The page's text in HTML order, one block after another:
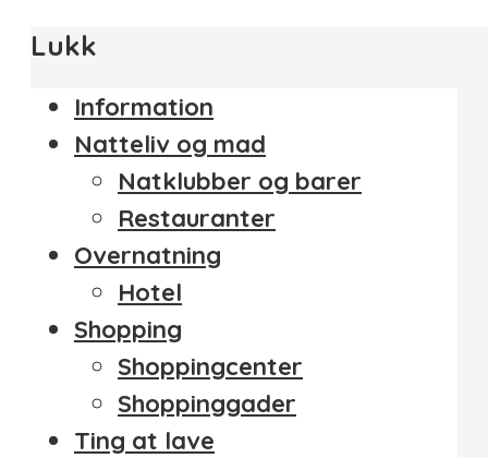
Lukk
Information
Natteliv og mad
Natklubber og barer
Restauranter
Overnatning
Hotel
Shopping
Shoppingcenter
Shoppinggader
Ting at lave